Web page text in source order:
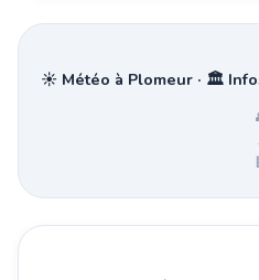
☀️ Météo à Plomeur · 🏛️